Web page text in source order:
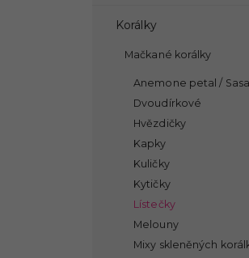
Korálky
Mačkané korálky
Anemone petal /
Dvoudírkové
Hvězdičky
Kapky
Kuličky
Kytičky
Lístečky
Melouny
Mixy skleněných